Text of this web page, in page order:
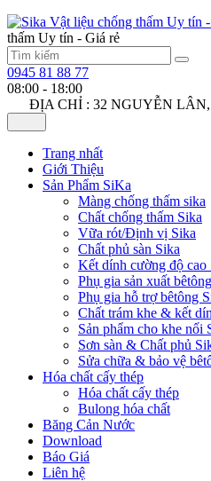
thấm Uy tín - Giá rẻ
0945 81 88 77
08:00 - 18:00
ĐỊA CHỈ : 32 NGUYỄN
Trang nhất
Giới Thiệu
Sản Phẩm SiKa
Màng chống thấm sika
Chất chống thấm Sika
Vữa rót/Định vị Sika
Chất phủ sàn Sika
Kết dính cường độ cao
Phụ gia sản xuất
Phụ gia hỗ trợ bêtông
Chất trám khe & kết
Sản phẩm cho khe nối
Sơn sàn & Chất phủ
Sửa chữa & bảo vệ
Hóa chất cấy thép
Hóa chất cấy thép
Bulong hóa chất
Băng Cản Nước
Download
Báo Giá
Liên hệ